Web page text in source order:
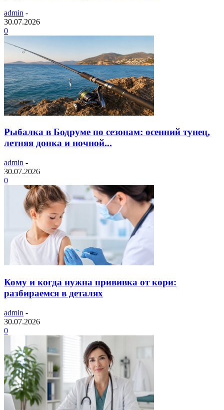
admin -
30.07.2026
0
Рыбалка в Бодруме по сезонам: осенний тунец,
летняя донка и ночной...
admin -
30.07.2026
0
Кому и когда нужна прививка от кори:
разбираемся в деталях
admin -
30.07.2026
0